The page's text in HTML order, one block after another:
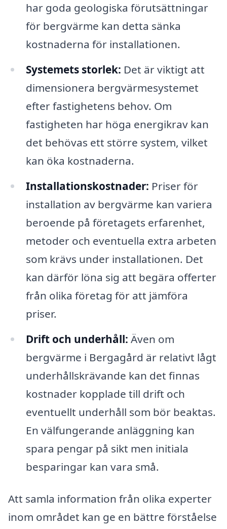
har goda geologiska förutsättningar
för bergvärme kan detta sänka
kostnaderna för installationen.
Systemets storlek: Det är viktigt att
dimensionera bergvärmesystemet
efter fastighetens behov. Om
fastigheten har höga energikrav kan
det behövas ett större system, vilket
kan öka kostnaderna.
Installationskostnader: Priser för
installation av bergvärme kan variera
beroende på företagets erfarenhet,
metoder och eventuella extra arbeten
som krävs under installationen. Det
kan därför löna sig att begära offerter
från olika företag för att jämföra
priser.
Drift och underhåll: Även om
bergvärme i Bergagård är relativt lågt
underhållskrävande kan det finnas
kostnader kopplade till drift och
eventuellt underhåll som bör beaktas.
En välfungerande anläggning kan
spara pengar på sikt men initiala
besparingar kan vara små.
Att samla information från olika experter
inom området kan ge en bättre förståelse